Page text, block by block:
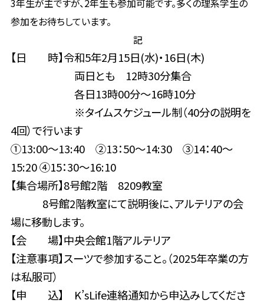
参加をお待ちしています。
記
【日 時】令和5年2月15日(水)・16日(木)
両日とも 12時30分集合
各日13時00分～16時10分
※タイムスケジュール制（40分の説明を
4回）で行います
①13:00～13:40 ②13：50～14:30 ③14：40～
15:20 ④15：30～16:10
【集合場所】8号館2階 8209教室
8号館2階教室にて説明後に、アルテリアの会
場に移動します。
【会 場】中央会館1階アルテリア
【注意事項】スーツで参加すること。（2025年卒業の方
は私服可）
【申 込】 K’sLife連絡通知から申込みしてくださ